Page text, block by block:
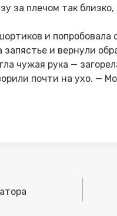
за плечом так
и попробовала
и вернули
чужая рука —
почти на ухо. —